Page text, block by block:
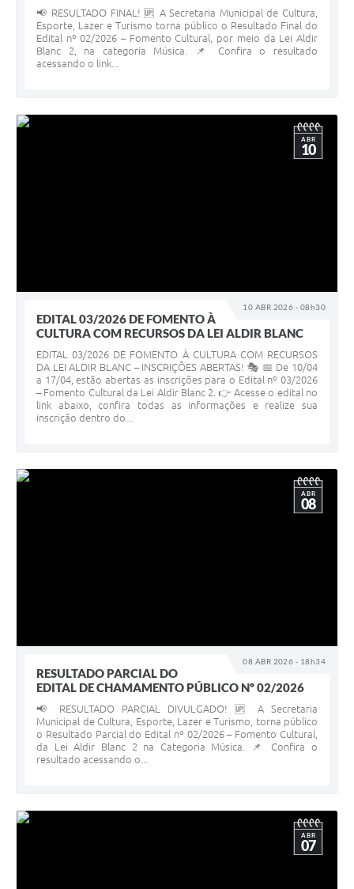
📢 RESULTADO FINAL! 🆙 A Secretaria Municipal de Cultura,
Esporte, Lazer e Turismo torna público o Resultado Final do
Edital nº 02/2026 – Fomento Cultural, por meio da Lei Aldir
Blanc 2, na categoria Música. 📌 Confira o resultado
acessando o link...
10 ABR 2026 - 08h30
ABR
10
EDITAL 03/2026 DE FOMENTO À
CULTURA COM RECURSOS DA LEI ALDIR BLANC
EDITAL 03/2026 DE FOMENTO À CULTURA COM RECURSOS
DA LEI ALDIR BLANC – INSCRIÇÕES ABERTAS! 🎭 📅 De 10/04
a 17/04, estão abertas as inscrições para o Edital nº 03/2026
– Fomento Cultural da Lei Aldir Blanc 2. 👉 Acesse o edital no
link abaixo, confira todas as informações e realize sua
inscrição dentro do...
08 ABR 2026 - 18h34
ABR
08
RESULTADO PARCIAL DO
EDITAL DE CHAMAMENTO PÚBLICO Nº 02/2026
📢 RESULTADO PARCIAL DIVULGADO! 🆙 A Secretaria
Municipal de Cultura, Esporte, Lazer e Turismo, torna público
o Resultado Parcial do Edital nº 02/2026 – Fomento Cultural,
da Lei Aldir Blanc 2 na Categoria Música. 📌 Confira o
resultado acessando o...
ABR
07